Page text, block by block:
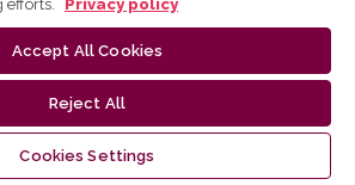
efforts.
Privacy policy
Accept All Cookies
Reject All
Cookies Settings